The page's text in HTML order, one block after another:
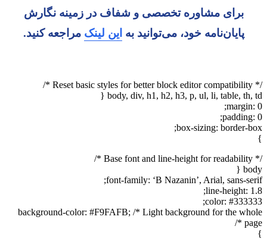
برای مشاوره تخصصی و شفاف در زمینه نگارش
پایان‌نامه خود، می‌توانید به این لینک مراجعه کنید.
/* Reset basic styles for better block editor compatibility */
body, div, h1, h2, h3, p, ul, li, table, th, td {
margin: 0;
padding: 0;
box-sizing: border-box;
}
/* Base font and line-height for readability */
body {
font-family: ‘B Nazanin’, Arial, sans-serif;
line-height: 1.8;
color: #333333;
background-color: #F9FAFB; /* Light background for the whole
page */
}